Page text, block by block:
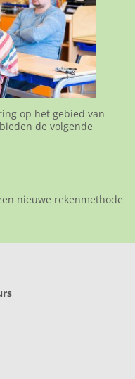
op het gebied van
de volgende
nieuwe rekenmethode